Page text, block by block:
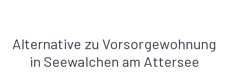
Alternative zu Vorsorgewohnung
in Seewalchen am Attersee